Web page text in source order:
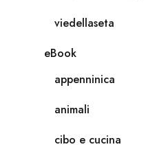
viedellaseta
eBook
appenninica
animali
cibo e cucina